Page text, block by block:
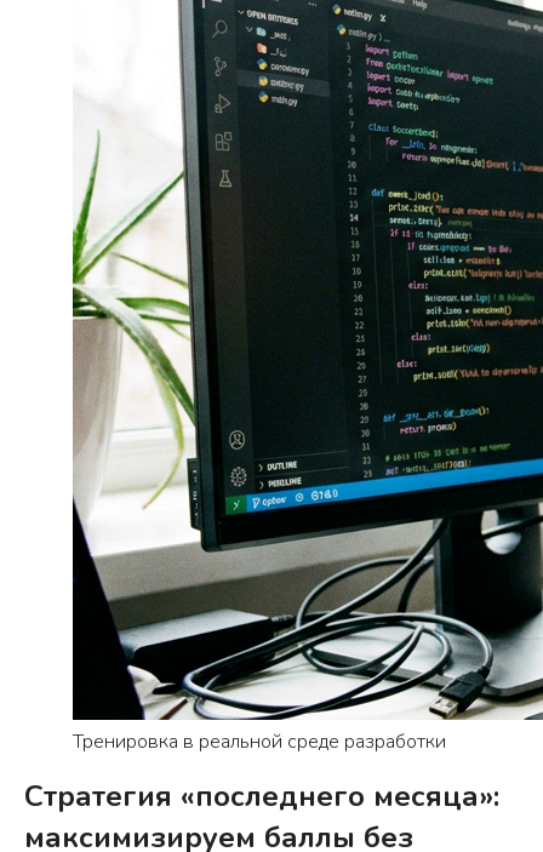
Тренировка в реальной среде разработки
Стратегия «последнего месяца»:
максимизируем баллы без